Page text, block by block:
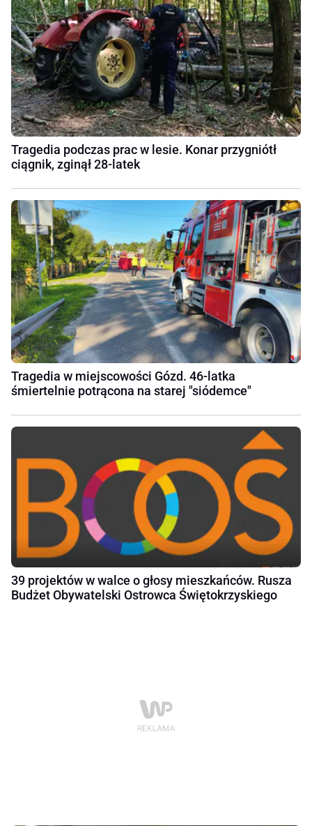
Tragedia podczas prac w lesie. Konar przygniótł
ciągnik, zginął 28-latek
Tragedia w miejscowości Gózd. 46-latka
śmiertelnie potrącona na starej "siódemce"
39 projektów w walce o głosy mieszkańców. Rusza
Budżet Obywatelski Ostrowca Świętokrzyskiego